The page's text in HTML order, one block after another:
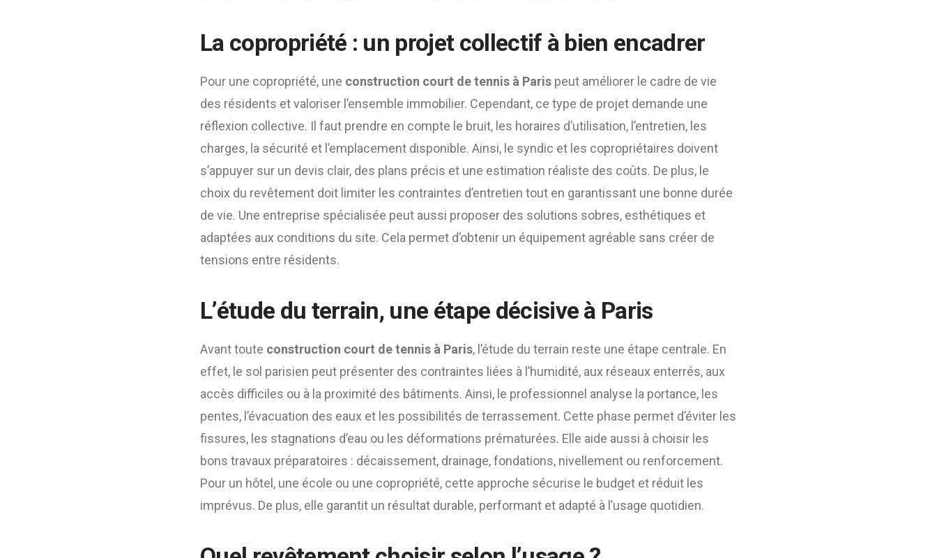
La copropriété : un projet collectif à bien encadrer
Pour une copropriété, une construction court de tennis à Paris peut améliorer le cadre de vie
des résidents et valoriser l’ensemble immobilier. Cependant, ce type de projet demande une
réflexion collective. Il faut prendre en compte le bruit, les horaires d’utilisation, l’entretien, les
charges, la sécurité et l’emplacement disponible. Ainsi, le syndic et les copropriétaires doivent
s’appuyer sur un devis clair, des plans précis et une estimation réaliste des coûts. De plus, le
choix du revêtement doit limiter les contraintes d’entretien tout en garantissant une bonne durée
de vie. Une entreprise spécialisée peut aussi proposer des solutions sobres, esthétiques et
adaptées aux conditions du site. Cela permet d’obtenir un équipement agréable sans créer de
tensions entre résidents.
L’étude du terrain, une étape décisive à Paris
Avant toute construction court de tennis à Paris, l’étude du terrain reste une étape centrale. En
effet, le sol parisien peut présenter des contraintes liées à l’humidité, aux réseaux enterrés, aux
accès difficiles ou à la proximité des bâtiments. Ainsi, le professionnel analyse la portance, les
pentes, l’évacuation des eaux et les possibilités de terrassement. Cette phase permet d’éviter les
fissures, les stagnations d’eau ou les déformations prématurées. Elle aide aussi à choisir les
bons travaux préparatoires : décaissement, drainage, fondations, nivellement ou renforcement.
Pour un hôtel, une école ou une copropriété, cette approche sécurise le budget et réduit les
imprévus. De plus, elle garantit un résultat durable, performant et adapté à l’usage quotidien.